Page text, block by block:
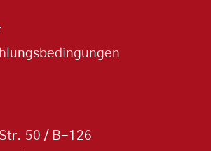
50 / B-126